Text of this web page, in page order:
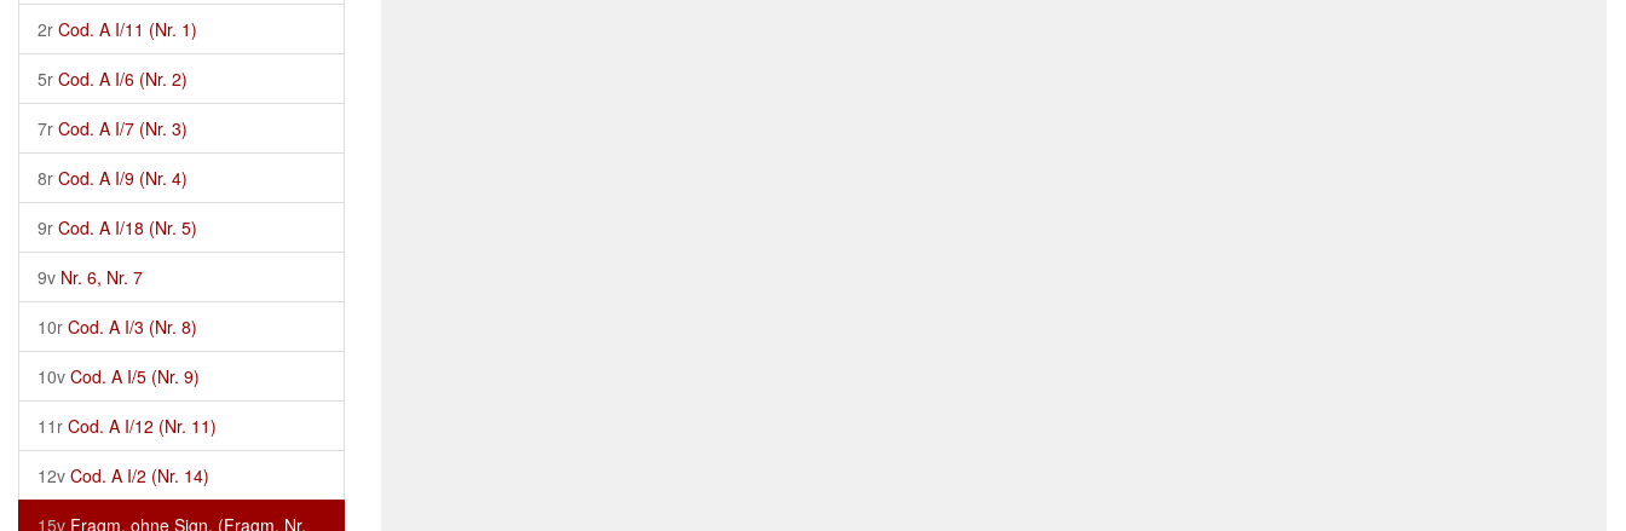
2r Cod. A I/11 (Nr. 1)
5r Cod. A I/6 (Nr. 2)
7r Cod. A I/7 (Nr. 3)
8r Cod. A I/9 (Nr. 4)
9r Cod. A I/18 (Nr. 5)
9v Nr. 6, Nr. 7
10r Cod. A I/3 (Nr. 8)
10v Cod. A I/5 (Nr. 9)
11r Cod. A I/12 (Nr. 11)
12v Cod. A I/2 (Nr. 14)
15v Fragm. ohne Sign. (Fragm. Nr.